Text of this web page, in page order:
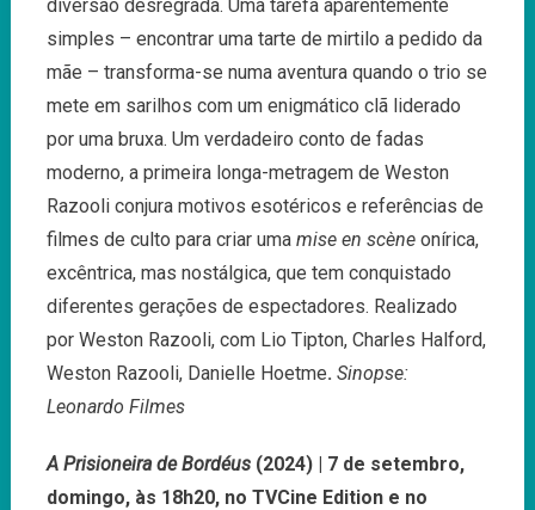
diversão desregrada. Uma tarefa aparentemente
simples – encontrar uma tarte de mirtilo a pedido da
mãe – transforma-se numa aventura quando o trio se
mete em sarilhos com um enigmático clã liderado
por uma bruxa. Um verdadeiro conto de fadas
moderno, a primeira longa-metragem de Weston
Razooli conjura motivos esotéricos e referências de
filmes de culto para criar uma mise en scène onírica,
excêntrica, mas nostálgica, que tem conquistado
diferentes gerações de espectadores. Realizado
por Weston Razooli, com Lio Tipton, Charles Halford,
Weston Razooli, Danielle Hoetme. Sinopse:
Leonardo Filmes
A Prisioneira de Bordéus (2024) | 7 de setembro,
domingo, às 18h20, no TVCine Edition e no